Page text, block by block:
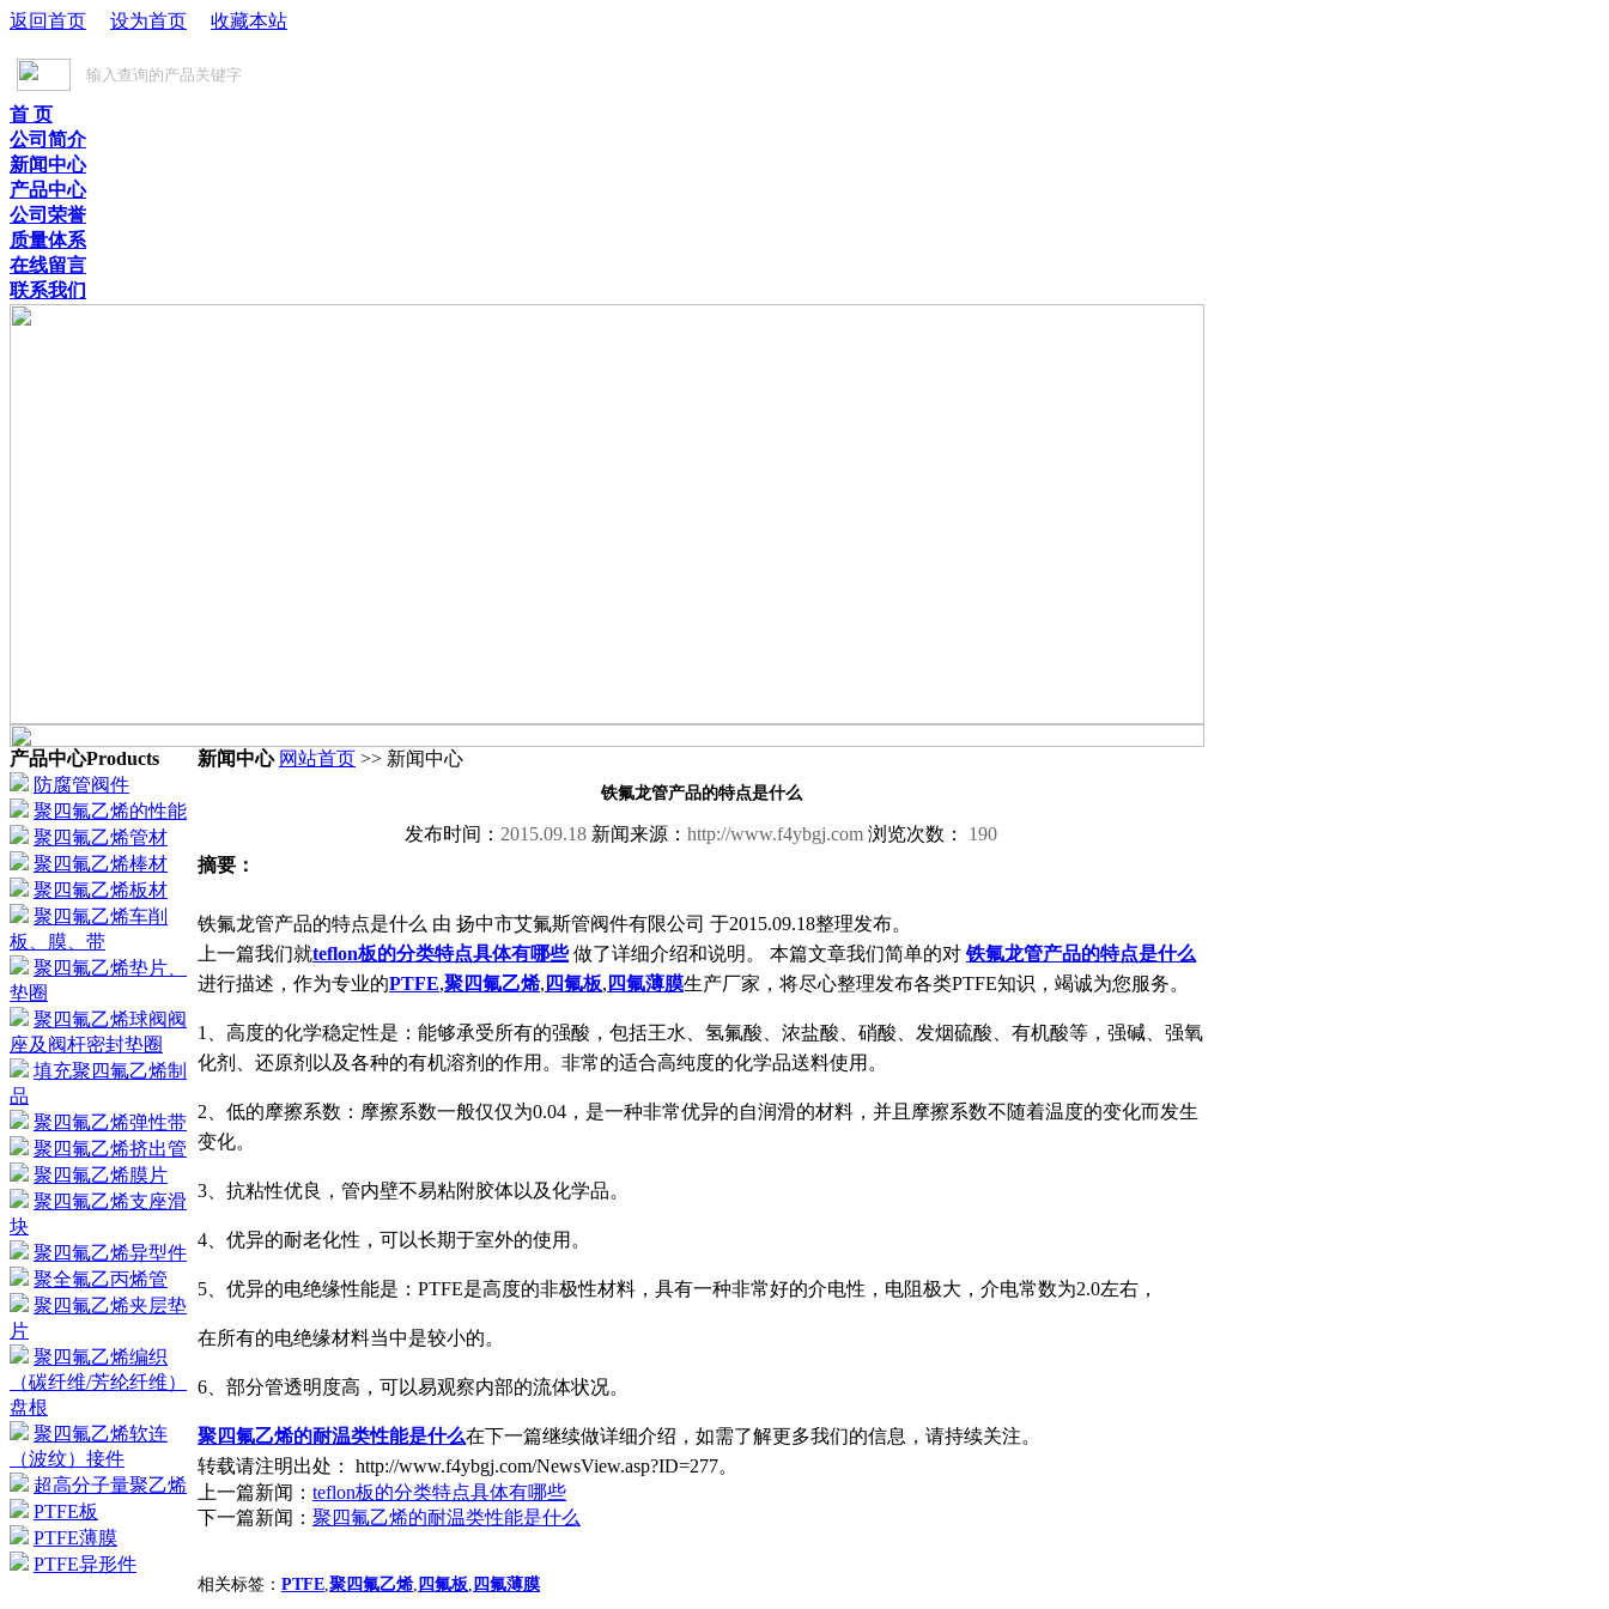
返回首页 设为首页 收藏本站
首 页
公司简介
新闻中心
产品中心
公司荣誉
质量体系
在线留言
联系我们
产品中心Products
防腐管阀件
聚四氟乙烯的性能
聚四氟乙烯管材
聚四氟乙烯棒材
聚四氟乙烯板材
聚四氟乙烯车削
板、膜、带
聚四氟乙烯垫片、
垫圈
聚四氟乙烯球阀阀
座及阀杆密封垫圈
填充聚四氟乙烯制
品
聚四氟乙烯弹性带
聚四氟乙烯挤出管
聚四氟乙烯膜片
聚四氟乙烯支座滑
块
聚四氟乙烯异型件
聚全氟乙丙烯管
聚四氟乙烯夹层垫
片
聚四氟乙烯编织
（碳纤维/芳纶纤维）
盘根
聚四氟乙烯软连
（波纹）接件
超高分子量聚乙烯
PTFE板
PTFE薄膜
PTFE异形件
新闻中心 网站首页 >> 新闻中心
铁氟龙管产品的特点是什么
发布时间： 2015.09.18 新闻来源： http://www.f4ybgj.com 浏览次数：
190
摘要：
铁氟龙管产品的特点是什么 由 扬中市艾氟斯管阀件有限公司 于2015.09.18整理发布。
上一篇我们就teflon板的分类特点具体有哪些 做了详细介绍和说明。 本篇文章我们简单的对 铁氟龙管产品的特点是什么
进行描述，作为专业的PTFE,聚四氟乙烯, 四氟板, 四氟薄膜生产厂家，将尽心整理发布各类PTFE知识，竭诚为您服务。
1、高度的化学稳定性是：能够承受所有的强酸，包括王水、氢氟酸、浓盐酸、硝酸、发烟硫酸、有机酸等，强碱、强氧
化剂、还原剂以及各种的有机溶剂的作用。非常的适合高纯度的化学品送料使用。
2、低的摩擦系数：摩擦系数一般仅仅为0.04，是一种非常优异的自润滑的材料，并且摩擦系数不随着温度的变化而发生
变化。
3、抗粘性优良，管内壁不易粘附胶体以及化学品。
4、优异的耐老化性，可以长期于室外的使用。
5、优异的电绝缘性能是：PTFE是高度的非极性材料，具有一种非常好的介电性，电阻极大，介电常数为2.0左右，
在所有的电绝缘材料当中是较小的。
6、部分管透明度高，可以易观察内部的流体状况。
聚四氟乙烯的耐温类性能是什么在下一篇继续做详细介绍，如需了解更多我们的信息，请持续关注。
转载请注明出处： http://www.f4ybgj.com/NewsView.asp?ID=277。
上一篇新闻： teflon板的分类特点具体有哪些
下一篇新闻： 聚四氟乙烯的耐温类性能是什么
相关标签： PTFE 聚四氟乙烯, 四氟板 四氟薄膜